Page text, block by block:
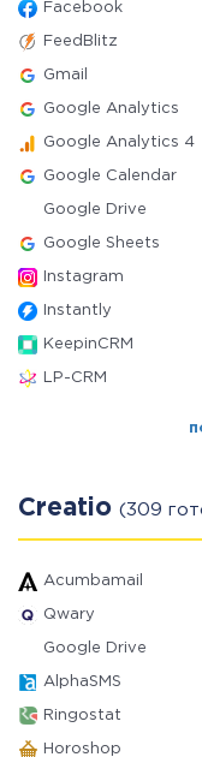
Facebook
FeedBlitz
Gmail
Google Analytics
Google Analytics 4
Google Calendar
Google Drive
Google Sheets
Instagram
Instantly
KeepinCRM
LP-CRM
Creatio (309
Acumbamail
Qwary
Google Drive
AlphaSMS
Ringostat
Horoshop